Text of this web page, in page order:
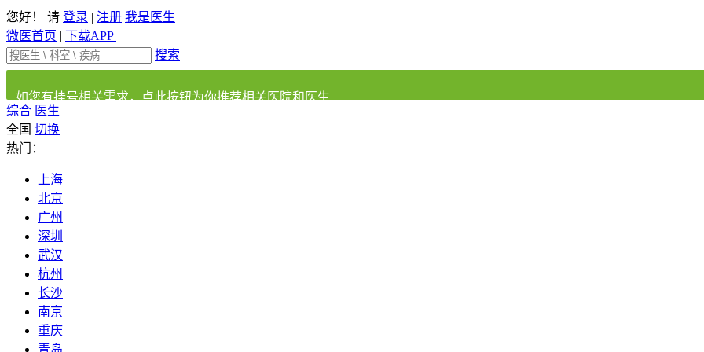
您好！ 请 登录 | 注册 我是医生
微医首页 | 下载APP
搜索
如您有挂号相关需求，点此按钮为你推荐相关医院和医生
综合 医生
全国 切换
热门：
上海
北京
广州
深圳
武汉
杭州
长沙
南京
重庆
青岛